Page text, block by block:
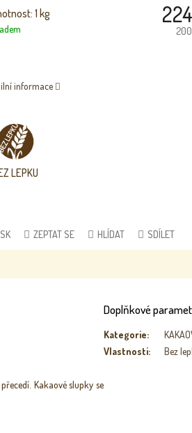
1 kg
informace
LEPKU
ZEPTAT SE HLÍDAT SDÍLET
Kakaové slupky se
Doplňkové
Kategorie:
Vlastnosti: Bez